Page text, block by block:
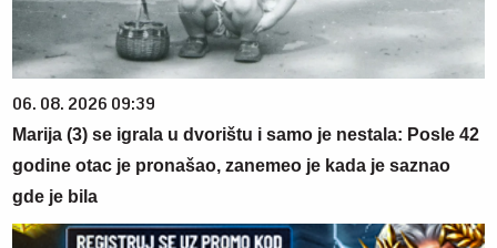
06. 08. 2026 09:39
Marija (3) se igrala u dvorištu i samo je nestala: Posle 42
godine otac je pronašao, zanemeo je kada je saznao
gde je bila